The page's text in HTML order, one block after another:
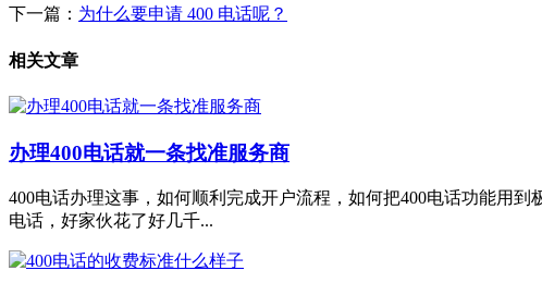
下一篇： 为什么要申请 400 电话呢？
相关文章
办理400电话就一条找准服务商
400电话办理这事，如何顺利完成开户流程，如何把400电话功能用
电话，好家伙花了好几千...